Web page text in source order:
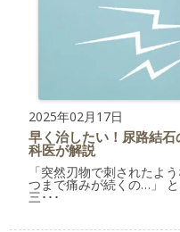
2025年02月17日
早く治したい！尿路結
科医が解説
「突然刃物で刺されたよ
つまで痛みが続くの…」
三･･･